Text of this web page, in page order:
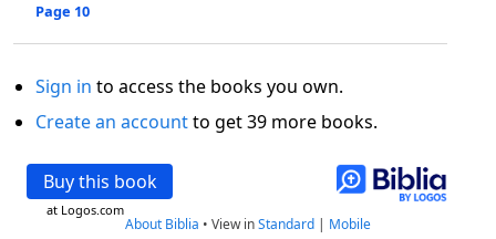
Page 10
Sign in to access the books you own.
Create an accountto get 39 more books.
Buy this book
at Logos.com
About Biblia • View inStandard | Mobile